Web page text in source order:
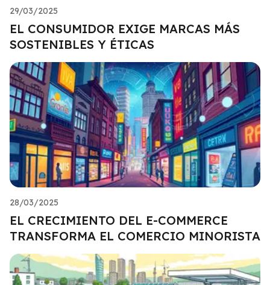
29/03/2025
EL CONSUMIDOR EXIGE MARCAS MÁS
SOSTENIBLES Y ÉTICAS
28/03/2025
EL CRECIMIENTO DEL E-COMMERCE
TRANSFORMA EL COMERCIO MINORISTA